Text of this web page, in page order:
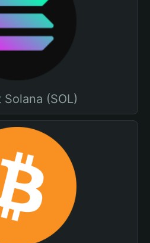
Solana (SOL)